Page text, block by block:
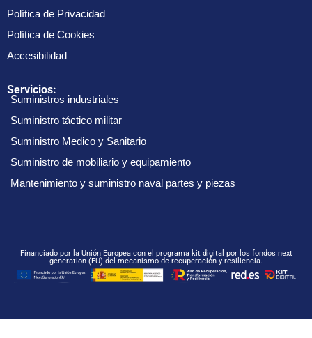
Política de Privacidad
Política de Cookies
Accesibilidad
Servicios:
Suministros industriales
Suministro táctico militar
Suministro Medico y Sanitario
Suministro de mobiliario y equipamiento
Mantenimiento y suministro naval partes y piezas
Financiado por la Unión Europea con el programa kit digital por los fondos next
generation (EU) del mecanismo de recuperación y resiliencia.